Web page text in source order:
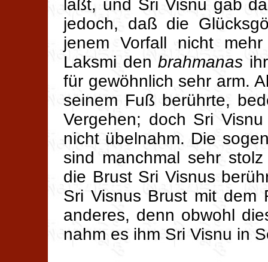
läßt, und Sri Visnu gab
jedoch, daß die
jenem Vorfall nicht
Laksmi denbrahmanas
für gewöhnlich sehr arm.
seinem Fuß berührte,
Vergehen; doch Sri
nicht übelnahm. Die
sind manchmal sehr
die Brust Sri Visnus
Sri Visnus Brust mit dem
anderes, denn obwohl
nahm es ihm Sri Visnu in